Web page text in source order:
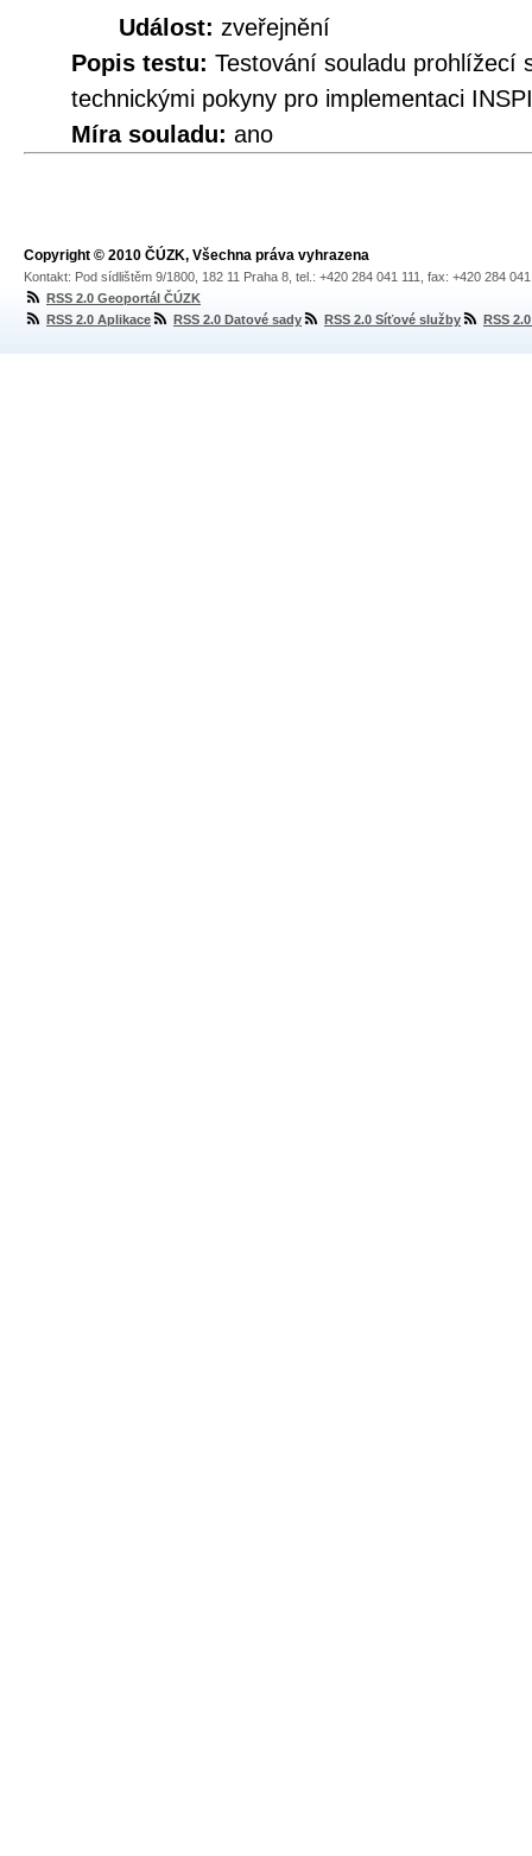
Událost: zveřejnění
Popis testu: Testování souladu prohlížecí
technickými pokyny pro implementaci
Míra souladu: ano
Copyright © 2010 ČÚZK, Všechna práva vyhrazena
Kontakt: Pod sídlištěm 9/1800, 182 11 Praha 8, tel.: +420 284 041 111, fax: +420 284
RSS 2.0 Geoportál ČÚZK
RSS 2.0 Aplikace
RSS 2.0 Datové sady RSS 2.0 Síťové služby RSS